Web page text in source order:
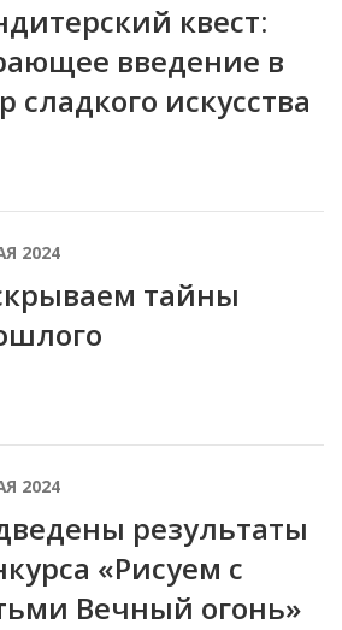
квест:
введение в
сладкого искусства
2024
тайны
2024
результаты
«Рисуем с
Вечный огонь»